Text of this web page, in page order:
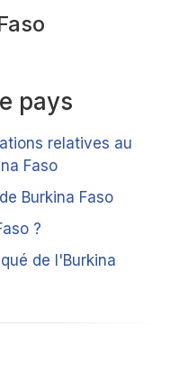
pays
relatives au
Faso
Burkina Faso
?
de l'Burkina